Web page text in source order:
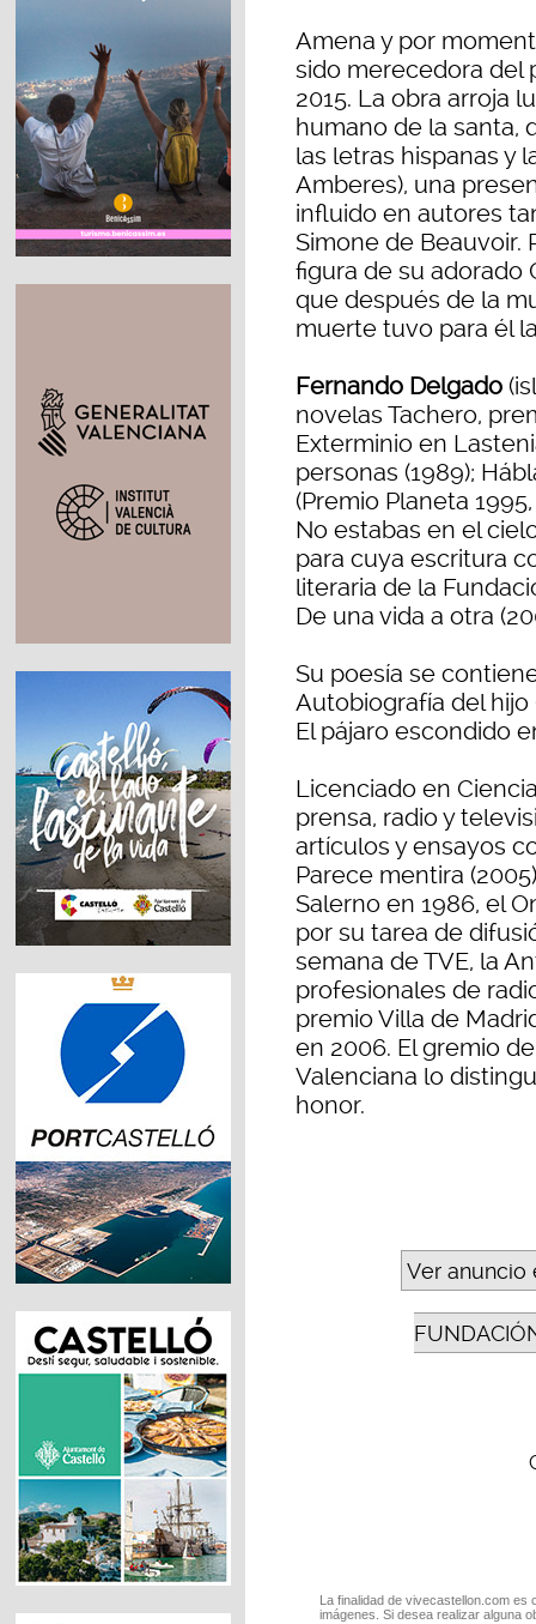
Amena y por
sido merecedora del
2015. La obra arroja
humano de la santa,
las letras hispanas y
Amberes), una
influido en autores
Simone de Beauvoir.
figura de su adorado
que después de la
muerte tuvo para él
Fernando Delgado
novelas Tachero,
Exterminio en
personas (1989);
(Premio Planeta
No estabas en el
para cuya escritura
literaria de la
De una vida a otra
Su poesía se
Autobiografía del hijo
El pájaro escondido
Licenciado en
prensa, radio y
artículos y ensayos
Parece mentira
Salerno en 1986, el
por su tarea de
semana de TVE, la
profesionales de
premio Villa de
en 2006. El gremio
Valenciana lo
honor.
Ver anuncio
La finalidad de vivecastellon.com
imágenes. Si desea realizar alguna